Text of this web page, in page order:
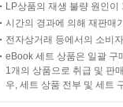
LP상품의 재생 불량 원인
시간의 경과에 의해 재판매
전자상거래 등에서의 소비
eBook 세트 상품은 일괄 구
1개의 상품으로 취급 및 판
우, 세트 상품 전부 및 세트